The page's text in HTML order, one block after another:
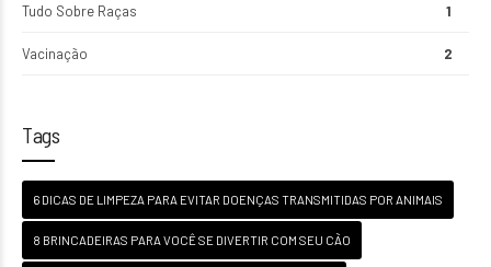
Tudo Sobre Raças 1
Vacinação 2
Tags
6 DICAS DE LIMPEZA PARA EVITAR DOENÇAS TRANSMITIDAS POR ANIMAIS
8 BRINCADEIRAS PARA VOCÊ SE DIVERTIR COM SEU CÃO